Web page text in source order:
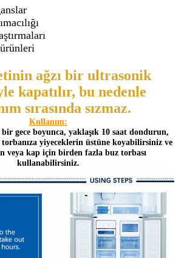
ağzı bir ultrasonik
kapatılır, bu nedenle
sırasında sızmaz.
Kullanım:
gece boyunca, yaklaşık 10 saat dondurun,
yiyeceklerin üstüne koyabilirsiniz ve
veya kap için birden fazla buz torbası
kullanabilirsiniz.